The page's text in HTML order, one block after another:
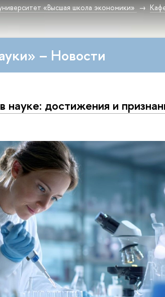
«Высшая школа экономики»
– Новости
достижения и